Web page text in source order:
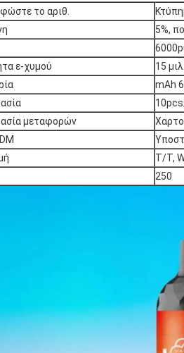
το αριθ.
5%,
ε-χυμού
15 μιλ.
mAh
μεταφορών
T/T,
250